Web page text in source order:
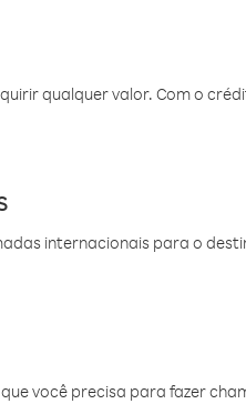
qualquer valor. Com o
internacionais para o
você precisa para fazer